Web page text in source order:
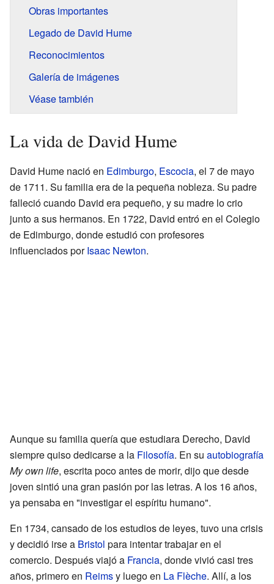
Obras importantes
Legado de David Hume
Reconocimientos
Galería de imágenes
Véase también
La vida de David Hume
David Hume nació en Edimburgo, Escocia, el 7 de mayo
de 1711. Su familia era de la pequeña nobleza. Su padre
falleció cuando David era pequeño, y su madre lo crio
junto a sus hermanos. En 1722, David entró en el Colegio
de Edimburgo, donde estudió con profesores
influenciados porIsaac Newton.
Aunque su familia quería que estudiara Derecho, David
siempre quiso dedicarse a la Filosofía. En su autobiografía
My own life, escrita poco antes de morir, dijo que desde
joven sintió una gran pasión por las letras. A los 16 años,
ya pensaba en "investigar el espíritu humano".
En 1734, cansado de los estudios de leyes, tuvo una crisis
y decidió irse a Bristol para intentar trabajar en el
comercio. Después viajó a Francia, donde vivió casi tres
años, primero en Reimsy luego en La Flèche. Allí, a los